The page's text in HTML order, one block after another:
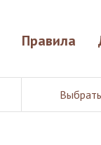
Правила